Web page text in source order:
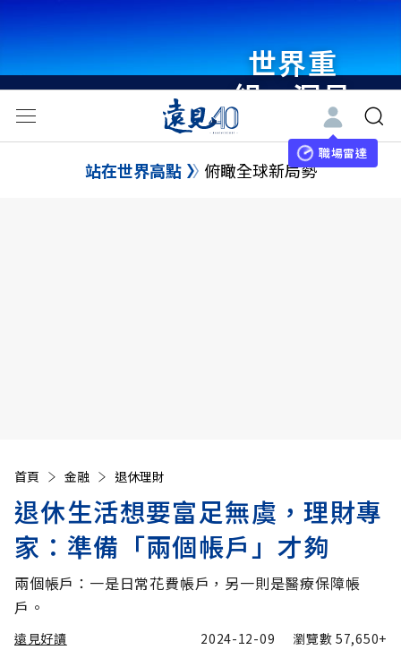
世界重
組・洞見
未來 與
世界領袖
職場雷達
站在世界高點 俯瞰全球新局勢
首頁 金融 退休理財
退休生活想要富足無虞，理財專
家：準備「兩個帳戶」才夠
兩個帳戶：一是日常花費帳戶，另一則是醫療保障帳
戶。
遠見好讀 2024-12-09 瀏覽數57,650+